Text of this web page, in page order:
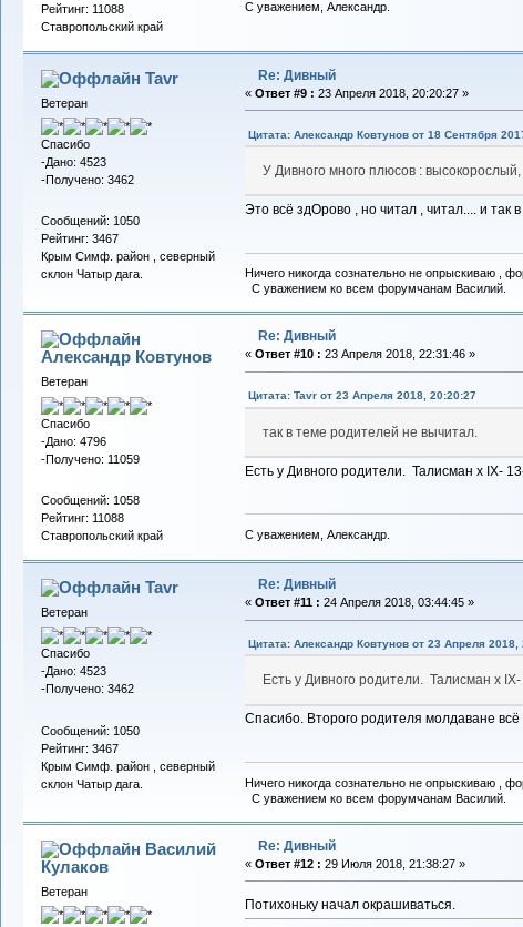
Рейтинг: 11088
Ставропольский край
С уважением, Александр.
Tavr
Ветеран
Спасибо
-Дано: 4523
-Получено: 3462
Сообщений: 1050
Рейтинг: 3467
Крым Симф. район , северный
склон Чатыр дага.
Re: Дивный
« Ответ #9 : 23 Апреля 2018, 20:20:27 »
Цитата: Александр Ковтунов от 18 Сентября
У Дивного много плюсов :
Это всё здОрово , но читал , читал.... и
Ничего никогда сознательно не опрыскиваю ,
С уважением ко всем форумчанам Василий.
Александр Ковтунов
Ветеран
Спасибо
-Дано: 4796
-Получено: 11059
Сообщений: 1058
Рейтинг: 11088
Ставропольский край
Re: Дивный
« Ответ #10 : 23 Апреля 2018, 22:31:46 »
Цитата: Tavr от 23 Апреля 2018, 20:20:27
так в теме родителей не вычитал.
Есть у Дивного родители. Талисман х IX-
С уважением, Александр.
Tavr
Ветеран
Спасибо
-Дано: 4523
-Получено: 3462
Сообщений: 1050
Рейтинг: 3467
Крым Симф. район , северный
склон Чатыр дага.
Re: Дивный
« Ответ #11 : 24 Апреля 2018, 03:44:45 »
Цитата: Александр Ковтунов от 23 Апреля 2018,
Есть у Дивного родители. Талисман х
Спасибо. Второго родителя молдаване всё
Ничего никогда сознательно не опрыскиваю ,
С уважением ко всем форумчанам Василий.
Василий
Кулаков
Ветеран
Re: Дивный
« Ответ #12 : 29 Июля 2018, 21:38:27 »
Потихоньку начал окрашиваться.